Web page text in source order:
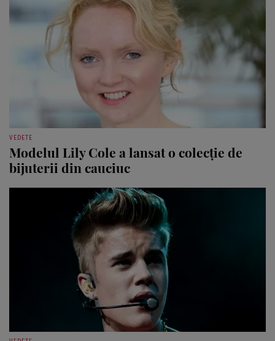
Modelul Lily Cole a lansat o colecţie de
bijuterii din cauciuc